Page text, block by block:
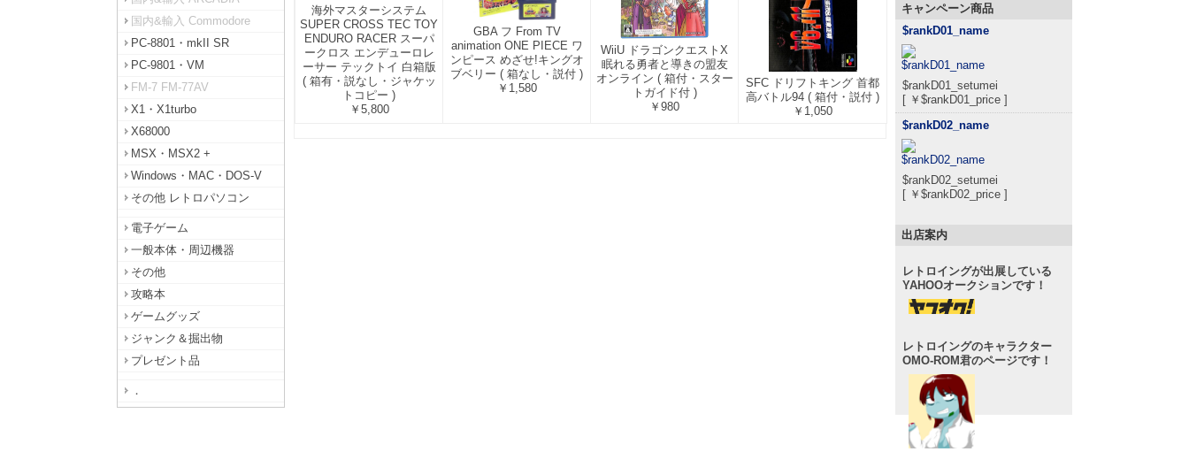
国内&輸入 Commodore
PC-8801・mkII SR
PC-9801・VM
FM-7 FM-77AV
X1・X1turbo
X68000
MSX・MSX2 +
Windows・MAC・DOS-V
その他 レトロパソコン
電子ゲーム
一般本体・周辺機器
その他
攻略本
ゲームグッズ
ジャンク＆掘出物
プレゼント品
．
海外マスターシステム
SUPER CROSS TEC TOY
ENDURO RACER スーパ
ークロス エンデューロレ
ーサー テックトイ 白箱版
( 箱有・説なし・ジャケッ
トコピー )
￥5,800
GBA フ From TV
animation ONE PIECE ワ
ンピース めざせ!キングオ
ブベリー ( 箱なし・説付 )
￥1,580
WiiU ドラゴンクエストX
眠れる勇者と導きの盟友
オンライン ( 箱付・スター
トガイド付 )
￥980
SFC ドリフトキング 首都
高バトル94 ( 箱付・説付 )
￥1,050
キャンペーン商品
$rankD01_name
$rankD01_setumei
[ ￥$rankD01_price ]
$rankD02_name
$rankD02_setumei
[ ￥$rankD02_price ]
出店案内
レトロイングが出展している
YAHOOオークションです！
レトロイングのキャラクター
OMO-ROM君のページです！